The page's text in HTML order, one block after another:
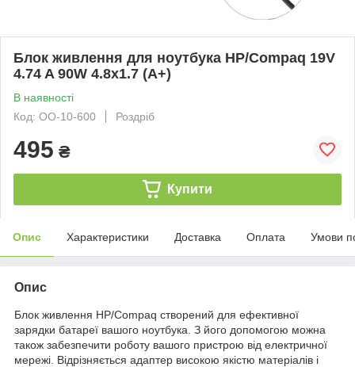
Блок живлення для ноутбука HP/Compaq 19V
4.74 A 90W 4.8х1.7 (A+)
В наявності
Код: ОО-10-600
Роздріб
495 ₴
Купити
Опис Характеристики Доставка Оплата Умови
Опис
Блок живлення HP/Compaq створений для ефективної
зарядки батареї вашого ноутбука. З його допомогою можна
також забезпечити роботу вашого пристрою від електричної
мережі. Відрізняється адаптер високою якістю матеріалів і